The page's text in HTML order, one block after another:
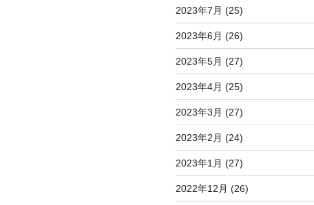
2023年7月 (25)
2023年6月 (26)
2023年5月 (27)
2023年4月 (25)
2023年3月 (27)
2023年2月 (24)
2023年1月 (27)
2022年12月 (26)